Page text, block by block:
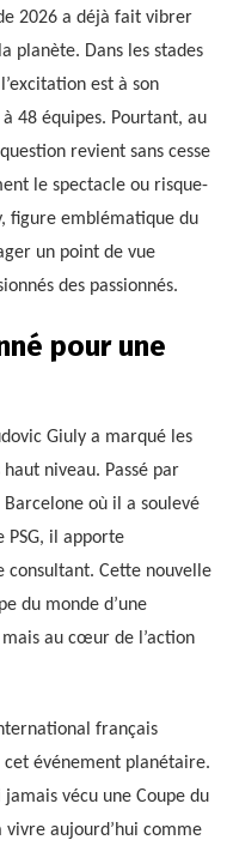
2026 a déjà fait vibrer
planète. Dans les stades
est à son
48 équipes. Pourtant, au
revient sans cesse
le spectacle ou risque-
figure emblématique du
un point de vue
des passionnés.
pour une
Giuly a marqué les
niveau. Passé par
Barcelone où il a soulevé
PSG, il apporte
consultant. Cette nouvelle
du monde d’une
au cœur de l’action
français
événement planétaire.
jamais vécu une Coupe du
aujourd’hui comme